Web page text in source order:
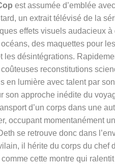
est assumée d’emblée
un extrait télévisé de la
effets visuels audacieux
des maquettes pour
les désintégrations.
reconstitutions
en lumière avec talent par
son approche inédite du
d’un corps dans une
occupant momentanément
se retrouve donc dans
il hérite du corps du chef
cette montre qui